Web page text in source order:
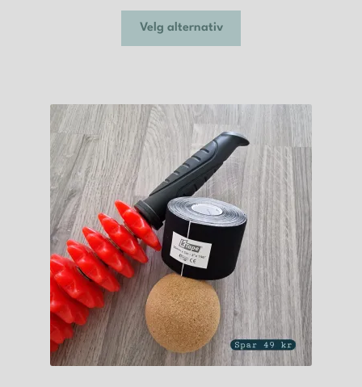
Velg alternativ
Alternativene
kan
velges
på
produktsiden